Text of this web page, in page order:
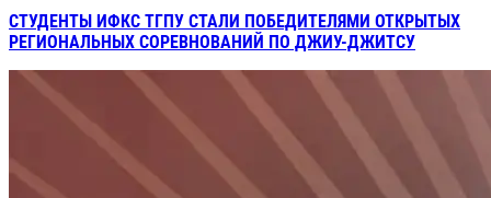
СТУДЕНТЫ ИФКС ТГПУ СТАЛИ ПОБЕДИТЕЛЯМИ ОТКРЫТЫХ
РЕГИОНАЛЬНЫХ СОРЕВНОВАНИЙ ПО ДЖИУ-ДЖИТСУ